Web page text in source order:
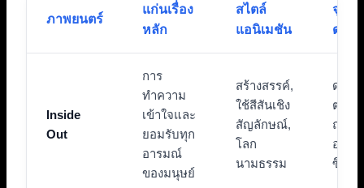
ภาพยนตร์
แก่นเรื่อง
หลัก
สไตล์
แอนิเมชัน
จุดเ
ดนตรี
Inside
Out
การ
ทำความ
เข้าใจและ
ยอมรับทุก
อารมณ์
ของมนุษย์
สร้างสรรค์,
ใช้สีสันเชิง
สัญลักษณ์,
โลก
นามธรรม
ดนต
ตราที่
ถ่าย
อาร
ซึ้ง